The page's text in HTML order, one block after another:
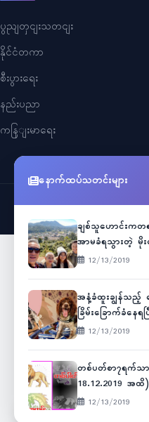
ပွညျတှငျးသတငျး
နိုင်ငံတကာ
စီးပွားရေး
နည်းပညာ
ကနြျးမာရေး
©2026Myanmar
နောက်ထပ်သတင်းများ
ချစ်သူဟောင်းက
အာမခံရသွားတဲ့ မိုး
12/13/2019
အနံ့ခံထူးချွန်သည့်
ခြိမ်းခြောက်ခံန
12/13/2019
တစ်ပတ်စာ၇ရက်သာ
18.12.2019 အထိ)
12/13/2019
Unicode ဇော်ဂျီ